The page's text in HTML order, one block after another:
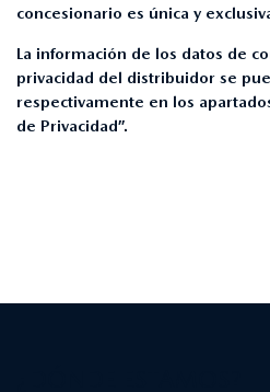
concesionario es única y
La información de los datos de
privacidad del distribuidor se
respectivamente en los
de Privacidad”.